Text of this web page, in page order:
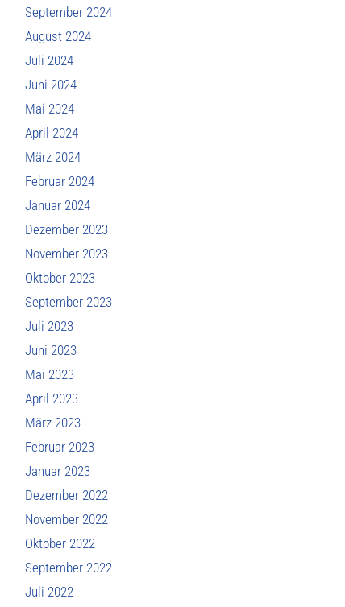
September 2024
August 2024
Juli 2024
Juni 2024
Mai 2024
April 2024
März 2024
Februar 2024
Januar 2024
Dezember 2023
November 2023
Oktober 2023
September 2023
Juli 2023
Juni 2023
Mai 2023
April 2023
März 2023
Februar 2023
Januar 2023
Dezember 2022
November 2022
Oktober 2022
September 2022
Juli 2022